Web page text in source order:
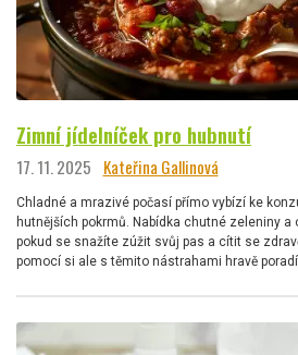
Zimní jídelníček pro hubnutí
17. 11. 2025 Kateřina Gallinová
Chladné a mrazivé počasí přímo vybízí ke
hutnějších pokrmů. Nabídka chutné zeleniny a
pokud se snažíte zúžit svůj pas a cítit se
pomocí si ale s těmito nástrahami hravě